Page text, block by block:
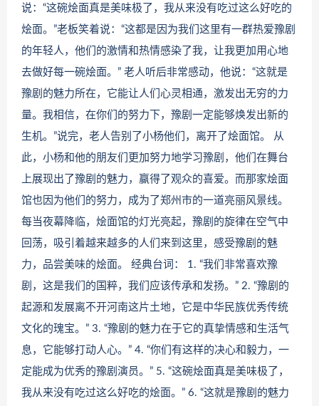
说：“这碗烩面真是美味极了，我从来没有吃过这么好吃的
烩面。”老板笑着说：“这都是因为我们这里有一群热爱豫剧
的年轻人，他们的激情和热情感染了我，让我更加用心地
去做好每一碗烩面。” 老人听后非常感动，他说：“这就是
豫剧的魅力所在，它能让人们心灵相通，激发出无穷的力
量。我相信，在你们的努力下，豫剧一定能够焕发出新的
生机。”说完，老人告别了小杨他们，离开了烩面馆。 从
此，小杨和他的朋友们更加努力地学习豫剧，他们在舞台
上展现出了豫剧的魅力，赢得了观众的喜爱。而那家烩面
馆也因为他们的努力，成为了郑州市的一道亮丽风景线。
每当夜幕降临，烩面馆的灯光亮起，豫剧的旋律在空气中
回荡，吸引着越来越多的人们来到这里，感受豫剧的魅
力，品尝美味的烩面。 经典台词： 1. “我们非常喜欢豫
剧，这是我们的国粹，我们应该传承和发扬。” 2. “豫剧的
起源和发展离不开河南这片土地，它是中华民族优秀传统
文化的瑰宝。” 3. “豫剧的魅力在于它的真挚情感和生活气
息，它能够打动人心。” 4. “你们有这样的决心和毅力，一
定能成为优秀的豫剧演员。” 5. “这碗烩面真是美味极了，
我从来没有吃过这么好吃的烩面。” 6. “这就是豫剧的魅力